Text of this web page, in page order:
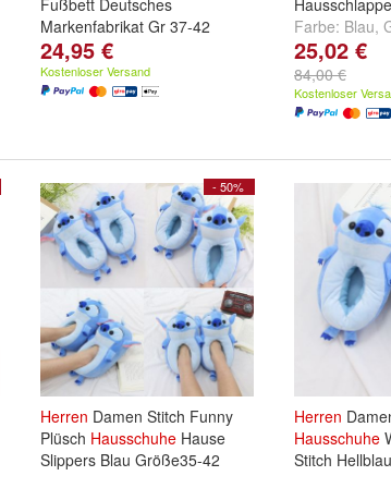
Fußbett Deutsches
Markenfabrikat Gr 37-42
Schuhgröße:
undEUR 38
24,95 €
Kostenloser Versand
Farbe: Blau,
und weitere ...
25,02 €
84,00 €
Kostenloser
- 50%
Herren Damen Stitch Funny
Plüsch Hausschuhe Hause
Slippers Blau Größe35-42
Herren
Hausschuhe
Stitch